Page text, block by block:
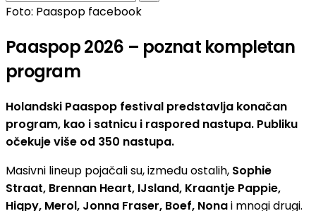
Foto: Paaspop facebook
Paaspop 2026 – poznat kompletan
program
Holandski Paaspop festival predstavlja konačan
program, kao i satnicu i raspored nastupa. Publiku
očekuje više od 350 nastupa.
Masivni lineup pojačali su, između ostalih, Sophie
Straat, Brennan Heart, IJsland, Kraantje Pappie,
Hiqpy, Merol, Jonna Fraser, Boef, Nonai mnogi drugi.